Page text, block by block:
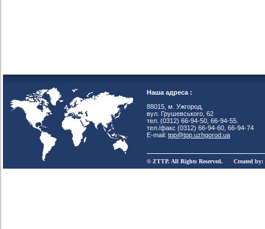
Наша адреса :
88015, м. Ужгород,
вул. Грушевського, 62
тел. (0312) 66-94-50, 66-94-55.
тел./факс (0312) 66-94-60, 66-94-74
E-mail: tpp@tpp.uzhgorod.ua
© ZTTP. All Rights Reserved. Created by: